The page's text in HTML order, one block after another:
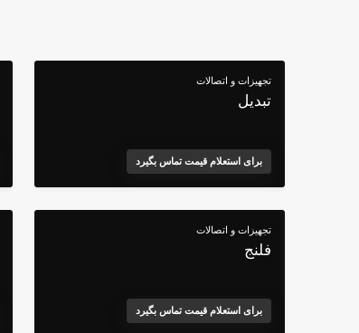
تجهیزات و اتصالات
تبدیل
برای استعلام قیمت تماس بگیرد
تجهیزات و اتصالات
فلنج
برای استعلام قیمت تماس بگیرد